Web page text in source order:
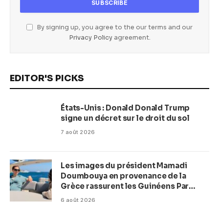
By signing up, you agree to the our terms and our
Privacy Policyagreement.
EDITOR'S PICKS
États-Unis : Donald Donald Trump
signe un décret sur le droit du sol
7 août 2026
Les images du président Mamadi
Doumbouya en provenance de la
Grèce rassurent les Guinéens Par
(Macka Baldé)
6 août 2026